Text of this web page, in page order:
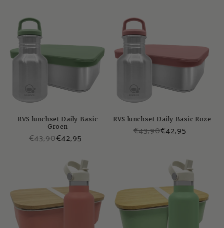
RVS lunchset Daily Basic
Groen
€43,90€42,95
RVS lunchset Daily Basic Roze
€43,90€42,95